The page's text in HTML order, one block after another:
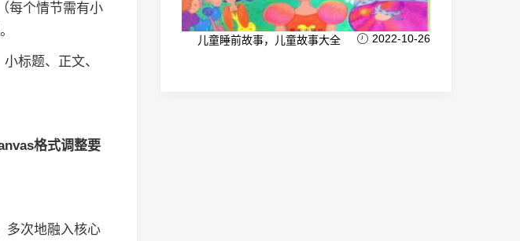
每个情节需有小
标题、正文、
格式调整要
多次地融入核心
儿童睡前故事，儿童故事大全 2022-10-26